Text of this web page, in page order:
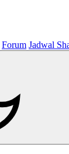
Forum Jadwal